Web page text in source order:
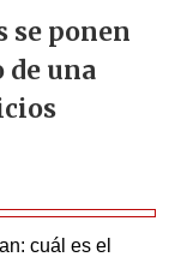
se ponen
de una
cuál es el